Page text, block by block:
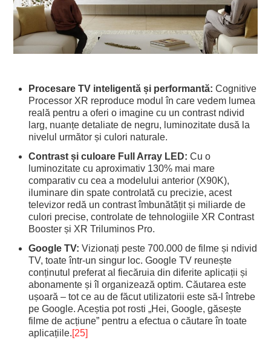
Procesare TV inteligentă și performantă:Cognitive
Processor XR reproduce modul în care vedem lumea
reală pentru a oferi o imagine cu un contrast ndivid
larg, nuanțe detaliate de negru, luminozitate dusă la
nivelul următor și culori naturale.
Contrast și culoare Full Array LED:Cu o
luminozitate cu aproximativ 130% mai mare
comparativ cu cea a modelului anterior (X90K),
iluminare din spate controlată cu precizie, acest
televizor redă un contrast îmbunătățit și miliarde de
culori precise, controlate de tehnologiile XR Contrast
Booster și XR Triluminos Pro.
Google TV:Vizionați peste 700.000 de filme și ndivid
TV, toate într-un singur loc. Google TV reunește
conținutul preferat al fiecăruia din diferite aplicații și
abonamente și îl organizează optim. Căutarea este
ușoară – tot ce au de făcut utilizatorii este să-l întrebe
pe Google. Aceștia pot rosti „Hei, Google, găsește
filme de acțiune” pentru a efectua o căutare în toate
aplicațiile.[25]